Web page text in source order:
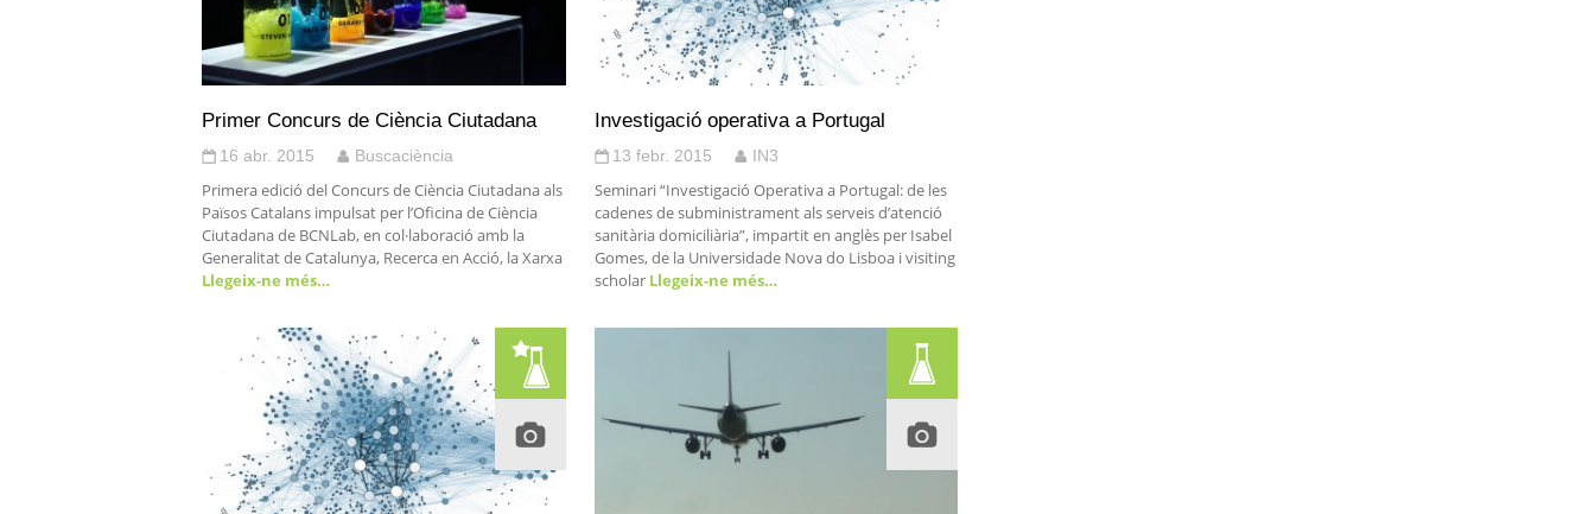
Primer Concurs de Ciència Ciutadana
16 abr. 2015 Buscaciència
Primera edició del Concurs de Ciència Ciutadana als
Països Catalans impulsat per l’Oficina de Ciència
Ciutadana de BCNLab, en col·laboració amb la
Generalitat de Catalunya, Recerca en Acció, la Xarxa
Llegeix-ne més…
Investigació operativa a Portugal
13 febr. 2015 IN3
Seminari “Investigació Operativa a Portugal: de les
cadenes de subministrament als serveis d’atenció
sanitària domiciliària”, impartit en anglès per Isabel
Gomes, de la Universidade Nova do Lisboa i visiting
scholarLlegeix-ne més…